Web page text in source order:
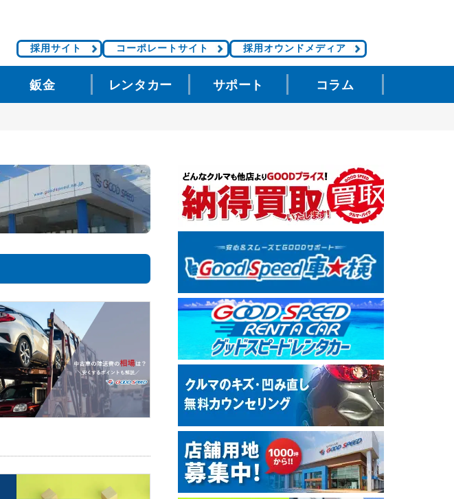
採用サイト コーポレートサイト 採用オウンドメディア
鈑金 レンタカー サポート コラム